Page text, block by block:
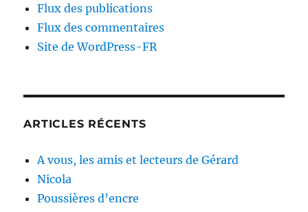
Flux des publications
Flux des commentaires
Site de WordPress-FR
ARTICLES RÉCENTS
A vous, les amis et lecteurs de Gérard
Nicola
Poussières d’encre